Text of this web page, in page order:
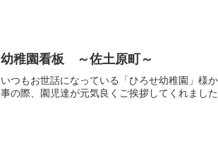
幼稚園看板 ～佐土原町～
いつもお世話になっている「ひろせ幼稚園」様
事の際、園児達が元気良くご挨拶してくれまし